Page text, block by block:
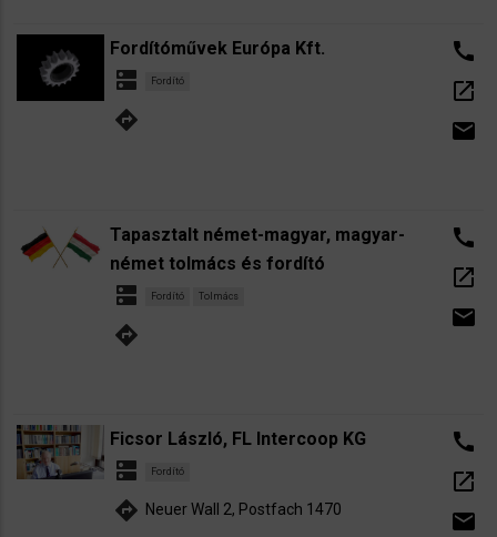
Fordítóművek Európa Kft.
dns Fordító
directions
call
open_in_new
email
Tapasztalt német-magyar, magyar-
német tolmács és fordító
dns Fordító Tolmács
directions
call
open_in_new
email
Ficsor László, FL Intercoop KG
dns Fordító
directions Neuer Wall 2, Postfach 1470
call
open_in_new
email